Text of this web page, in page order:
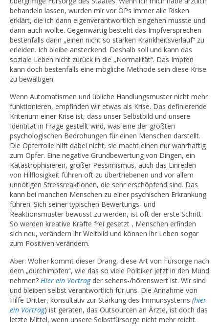
behandeln lassen, wurden mir vor OPs immer alle Risken
erklärt, die ich dann eigenverantwortlich eingehen musste und
dann auch wollte. Gegenwärtig besteht das Impfversprechen
bestenfalls darin „einen nicht so starken Krankheitsverlauf“ zu
erleiden. Ich bleibe ansteckend. Deshalb soll und kann das
soziale Leben nicht zurück in die „Normalität“. Das Impfen
kann doch bestenfalls eine mögliche Methode sein diese Krise
zu bewältigen.
Wenn Automatismen und übliche Handlungsmuster nicht mehr
funktionieren, empfinden wir etwas als Krise. Das definierende
Kriterium einer Krise ist, dass unser Selbstbild und unsere
Identität in Frage gestellt wird, was eine der größten
psychologischen Bedrohungen für einen Menschen darstellt.
Die Opferrolle hilft dabei nicht, sie macht einen nur wahrhaftig
zum Opfer. Eine negative Grundbewertung von Dingen, ein
Katastrophisieren, großer Pessimismus, auch das Einreden
von Hilflosigkeit führen oft zu übertriebenen und vor allem
unnötigen Stressreaktionen, die sehr erschöpfend sind. Das
kann bei manchen Menschen zu einer psychischen Erkrankung
führen. Sich seiner typischen Bewertungs- und
Reaktionsmuster bewusst zu werden, ist oft der erste Schritt.
So werden kreative Kräfte frei gesetzt , Menschen erfinden
sich neu, verändern ihr Weltbild und können ihr Leben sogar
zum Positiven verändern.
Aber: Woher kommt dieser Drang, diese Art von Fürsorge nach
dem „durchimpfen“, wie das so viele Politiker jetzt in den Mund
nehmen? Hier ein Vortragder sehens-/hörenswert ist. Wir sind
und bleiben selbst verantwortlich für uns. Die Annahme von
Hilfe Dritter, konsultativ zur Stärkung des Immunsystems (hier
ein Vortrag) ist geraten, das Outsourcen an Ärzte, ist doch das
letzte Mittel, wenn unsere Selbstfürsorge nicht mehr reicht.